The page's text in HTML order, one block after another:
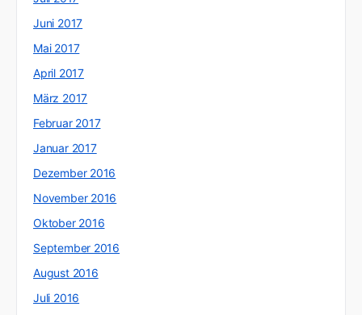
Juni 2017
Mai 2017
April 2017
März 2017
Februar 2017
Januar 2017
Dezember 2016
November 2016
Oktober 2016
September 2016
August 2016
Juli 2016